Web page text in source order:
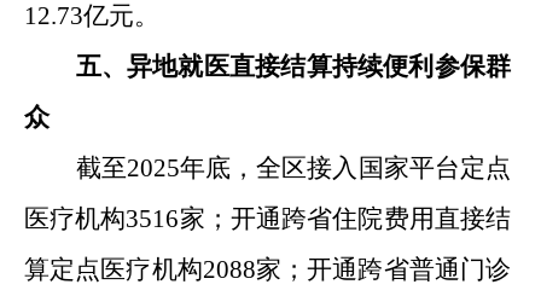
12.73亿元。
五、异地就医直接结算持续便利 参保群
众
截至2025年底，全区接入国家平台定点
医疗机构3516家；开通跨省住院费用直接结
算定点医疗机构2088家；开通跨省普通门诊